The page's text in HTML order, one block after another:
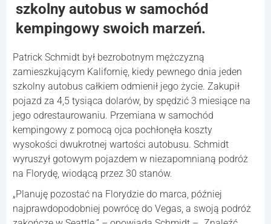
szkolny autobus w samochód
kempingowy swoich marzeń.
Patrick Schmidt był bezrobotnym mężczyzną
zamieszkującym Kalifornię, kiedy pewnego dnia jeden
szkolny autobus całkiem odmienił jego życie. Zakupił
pojazd za 4,5 tysiąca dolarów, by spędzić 3 miesiące na
jego odrestaurowaniu. Przemiana w samochód
kempingowy z pomocą ojca pochłonęła koszty
wysokości dwukrotnej wartości autobusu. Schmidt
wyruszył gotowym pojazdem w niezapomnianą podróż
na Florydę, wiodącą przez 30 stanów.
„Planuję pozostać na Florydzie do marca, później
najprawdopodobniej powrócę do Vegas, a swoją podróż